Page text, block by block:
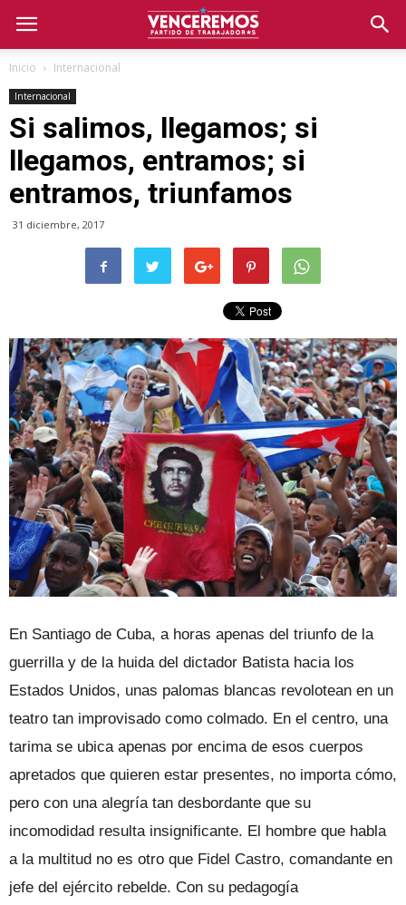
Inicio Internacional
Internacional
Si salimos, llegamos; si
llegamos, entramos; si
entramos, triunfamos
31 diciembre, 2017
En Santiago de Cuba, a horas apenas del triunfo de la
guerrilla y de la huida del dictador Batista hacia los
Estados Unidos, unas palomas blancas revolotean en un
teatro tan improvisado como colmado. En el centro, una
tarima se ubica apenas por encima de esos cuerpos
apretados que quieren estar presentes, no importa cómo,
pero con una alegría tan desbordante que su
incomodidad resulta insignificante. El hombre que habla
a la multitud no es otro que Fidel Castro, comandante en
jefe del ejército rebelde. Con su pedagogía